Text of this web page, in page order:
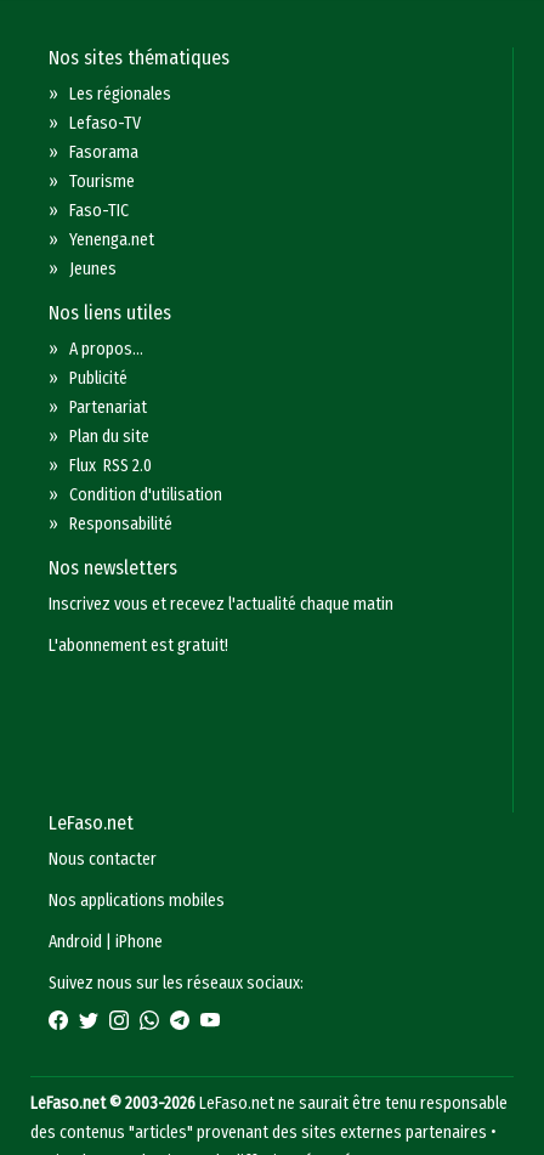
Nos sites thématiques
»Les régionales
»Lefaso-TV
»Fasorama
»Tourisme
»Faso-TIC
»Yenenga.net
» Jeunes
Nos liens utiles
»A propos...
»Publicité
»Partenariat
»Plan du site
»Flux RSS 2.0
»Condition d'utilisation
»Responsabilité
Nos newsletters
Inscrivez vous et recevez l'actualité chaque matin
L'abonnement est gratuit!
LeFaso.net
Nous contacter
Nos applications mobiles
Android
|iPhone
Suivez nous sur les réseaux sociaux:
LeFaso.net © 2003-2026LeFaso.net ne saurait être tenu responsable
des contenus "articles" provenant des sites externes partenaires •